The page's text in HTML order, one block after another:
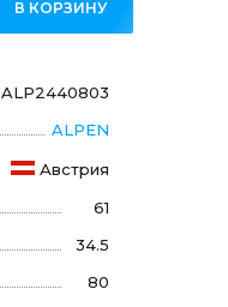
В КОРЗИНУ
ALP2440803
ALPEN
Австрия
61
34.5
80